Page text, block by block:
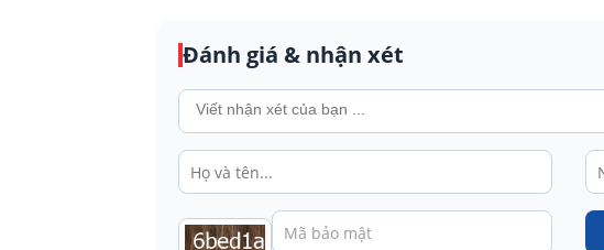
Đánh giá & nhận xét